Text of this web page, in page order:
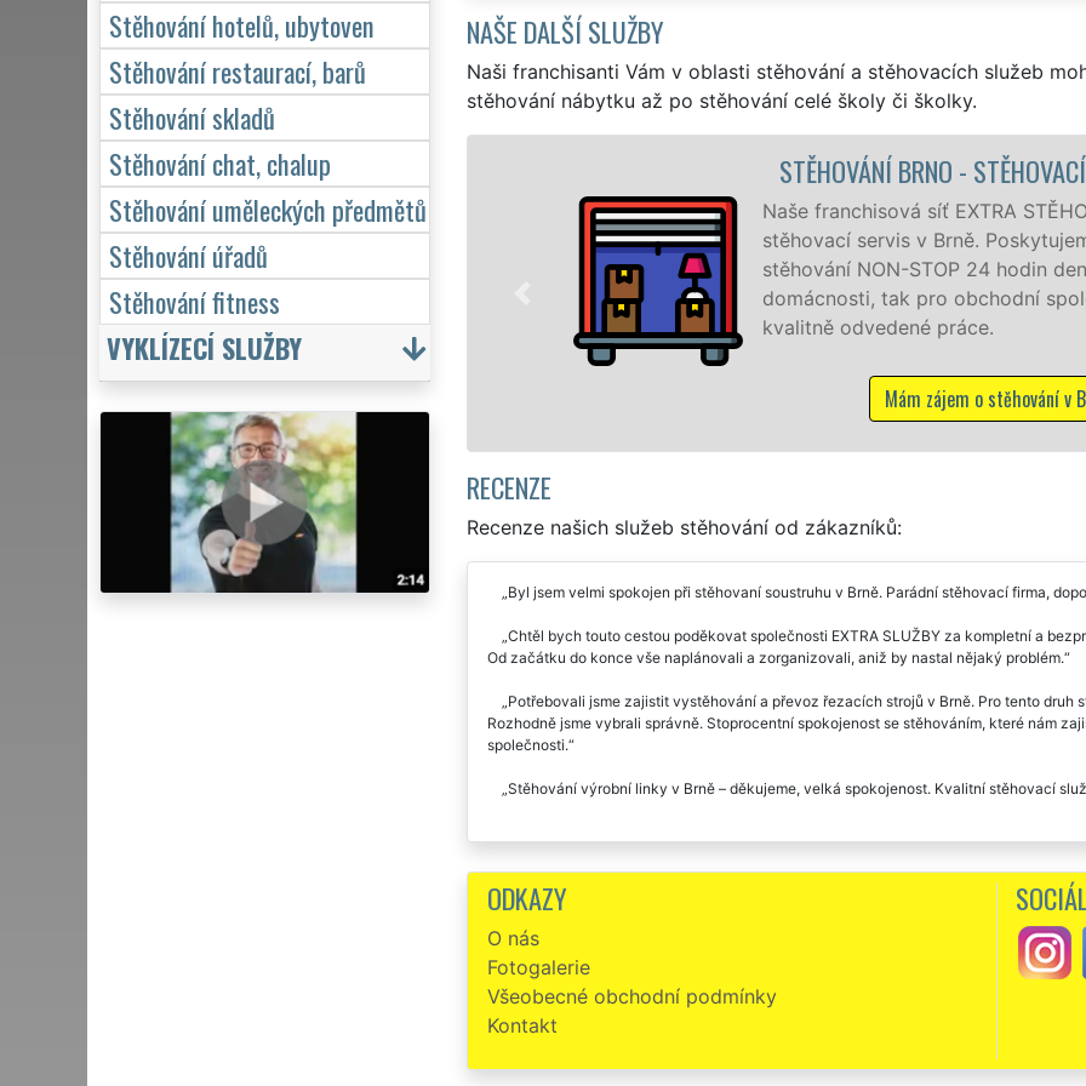
NAŠE DALŠÍ SLUŽBY
Naši franchisanti Vám v oblasti stěhování a stěhovacích služeb
stěhování nábytku až po stěhování celé školy či školky.
STĚHOVÁNÍ BRNO - STĚHOVACÍ PRÁCE BRNO
Naše franchisová síť EXTRA STĚHOVÁNÍ vám zajišťuje kompletní
stěhovací servis v Brně. Poskytujeme profesionální a kvalitní služby
stěhování NON-STOP 24 hodin denně, 7 dní v týdnu jak pro
domácnosti, tak pro obchodní společnosti, a to levně a se zárukou
kvalitně odvedené práce.
RECENZE
Recenze našich služeb stěhování od zákazníků:
Byl jsem velmi spokojen při stěhovaní soustruhu v Brně. Parádní stěhovací firma,
Chtěl bych touto cestou poděkovat společnosti EXTRA SLUŽBY za kompletní a
Od začátku do konce vše naplánovali a zorganizovali, aniž by nastal nějaký problém.
Potřebovali jsme zajistit vystěhování a převoz řezacích strojů v Brně. Pro tento druh
Rozhodně jsme vybrali správně. Stoprocentní spokojenost se stěhováním, které nám
společnosti.
Stěhování výrobní linky v Brně – děkujeme, velká spokojenost. Kvalitní stěhovací
ODKAZY
O nás
Fotogalerie
Všeobecné obchodní podmínky
Kontakt
Stěhování hotelů, ubytoven
Stěhování restaurací, barů
Stěhování skladů
Stěhování chat, chalup
Stěhování uměleckých předmětů
Stěhování úřadů
Stěhování fitness
VYKLÍZECÍ SLUŽBY